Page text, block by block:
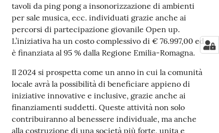
tavoli da ping pong a insonorizzazione di ambienti
per sale musica, ecc. individuati grazie anche ai
percorsi di partecipazione giovanile Open up.
L’iniziativa ha un costo complessivo di € 76.997,00 ed
è finanziata al 95 % dalla Regione Emilia-Romagna.
Il 2024 si prospetta come un anno in cui la comunità
locale avrà la possibilità di beneficiare appieno di
iniziative innovative e inclusive, grazie anche ai
finanziamenti suddetti. Queste attività non solo
contribuiranno al benessere individuale, ma anche
alla costruzione di una società più forte, unita e